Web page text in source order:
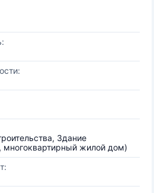
Здание
жилой дом)